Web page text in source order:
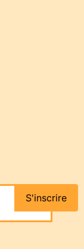
S'inscrire